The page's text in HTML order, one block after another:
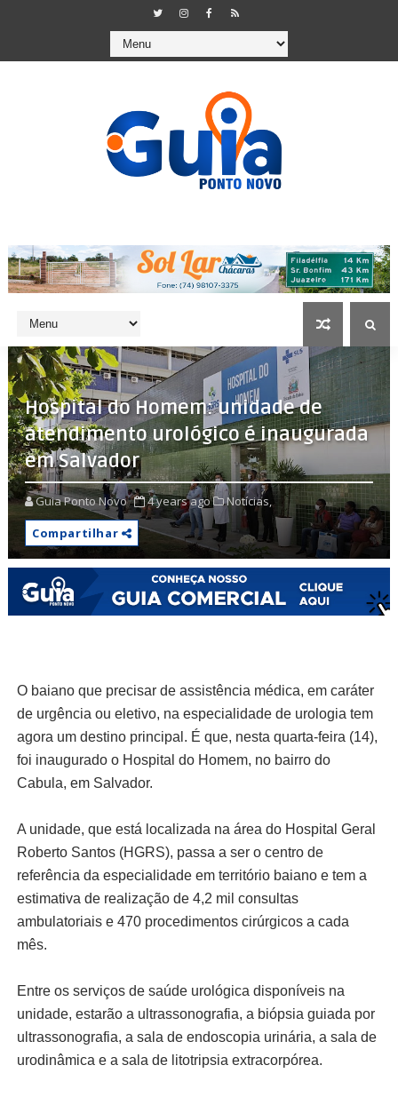
Hospital do Homem: unidade de
atendimento urológico é inaugurada
em Salvador
Guia Ponto Novo 4 years ago
Notícias,
Compartilhar
O baiano que precisar de assistência médica, em caráter
de urgência ou eletivo, na especialidade de urologia tem
agora um destino principal. É que, nesta quarta-feira (14),
foi inaugurado o Hospital do Homem, no bairro do
Cabula, em Salvador.
A unidade, que está localizada na área do Hospital Geral
Roberto Santos (HGRS), passa a ser o centro de
referência da especialidade em território baiano e tem a
estimativa de realização de 4,2 mil consultas
ambulatoriais e 470 procedimentos cirúrgicos a cada
mês.
Entre os serviços de saúde urológica disponíveis na
unidade, estarão a ultrassonografia, a biópsia guiada por
ultrassonografia, a sala de endoscopia urinária, a sala de
urodinâmica e a sala de litotripsia extracorpórea.